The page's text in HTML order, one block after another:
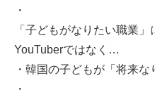
・
「子どもがなりたい職業
YouTuberではなく…
・ 韓国の子どもが「将来な
・